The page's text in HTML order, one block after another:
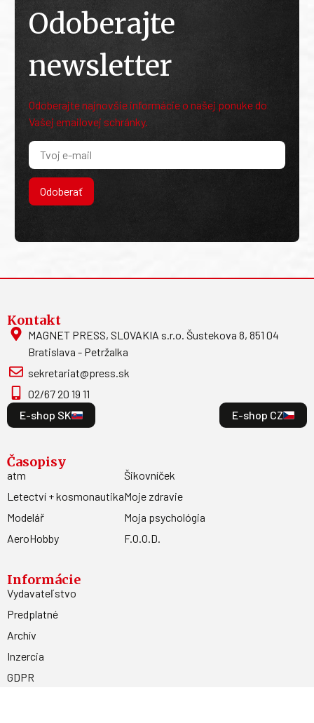
Odoberajte
newsletter
Odoberajte najnovšie informácie o našej ponuke do
Vašej emailovej schránky.
Odoberať
Kontakt
MAGNET PRESS, SLOVAKIA s.r.o. Šustekova 8, 851 04
Bratislava - Petržalka
sekretariat@press.sk
02/67 20 19 11
E-shop SK
E-shop CZ
Časopisy
atm
Letectví + kosmonautika
Modelář
AeroHobby
Šikovníček
Moje zdravie
Moja psychológia
F.O.O.D.
Informácie
Vydavateľstvo
Predplatné
Archív
Inzercia
GDPR